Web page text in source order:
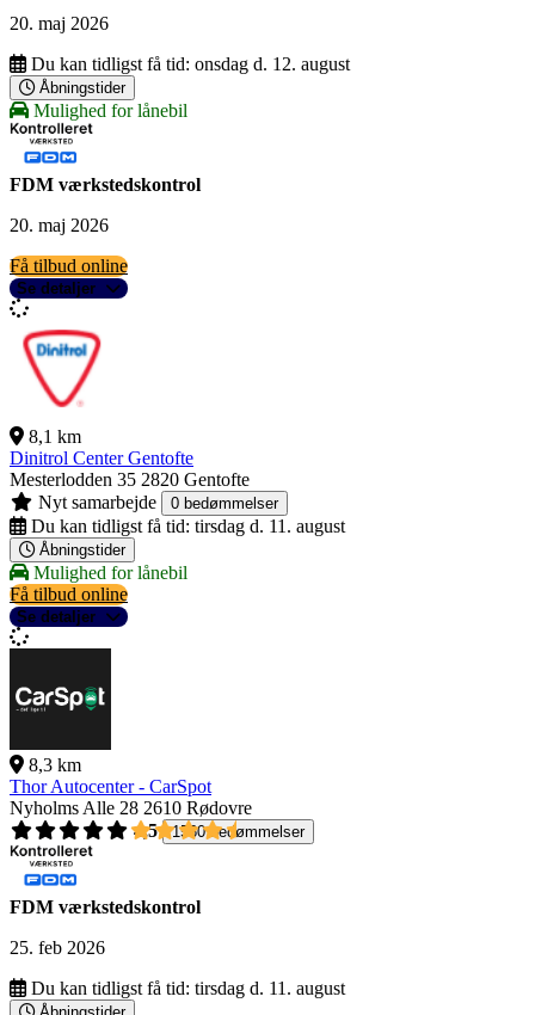
20. maj 2026
Du kan tidligst få tid: onsdag d. 12. august
Åbningstider
Mulighed for lånebil
FDM værkstedskontrol
20. maj 2026
Få tilbud online
Se detaljer
8,1 km
Dinitrol Center Gentofte
Mesterlodden 35 2820 Gentofte
Nyt samarbejde
0 bedømmelser
Du kan tidligst få tid: tirsdag d. 11. august
Åbningstider
Mulighed for lånebil
Få tilbud online
Se detaljer
8,3 km
Thor Autocenter - CarSpot
Nyholms Alle 28 2610 Rødovre
4,5
1560 bedømmelser
FDM værkstedskontrol
25. feb 2026
Du kan tidligst få tid: tirsdag d. 11. august